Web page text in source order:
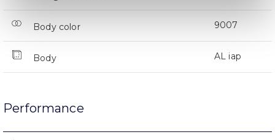
Body color 9007
Body AL iap
Performance